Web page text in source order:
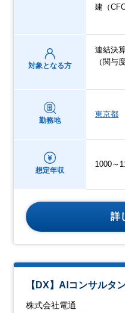
建（
対象となる方
連結決
（関与
勤務地
東京都
想定年収
1000～
詳
【DX】AIコンサルタ
株式会社電通